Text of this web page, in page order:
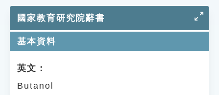
知識索引
單字索引
遊戲專區
國家教育研究院辭書
基本資料
英文：
Butanol